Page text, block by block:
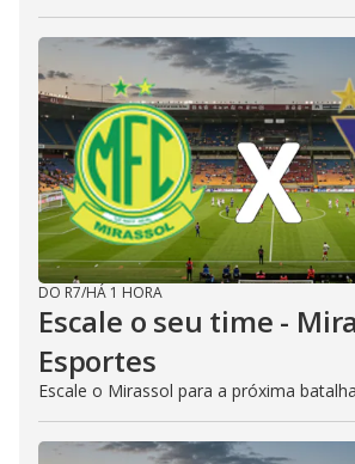
DO R7/HÁ 1 HORA
Escale o seu time -
Esportes
Escale o Mirassol para a próxima